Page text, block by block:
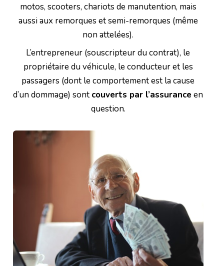
motos, scooters, chariots de manutention, mais
aussi aux remorques et semi-remorques (même
non attelées).
L’entrepreneur (souscripteur du contrat), le
propriétaire du véhicule, le conducteur et les
passagers (dont le comportement est la cause
d’un dommage) sont couverts par l’assurance en
question.